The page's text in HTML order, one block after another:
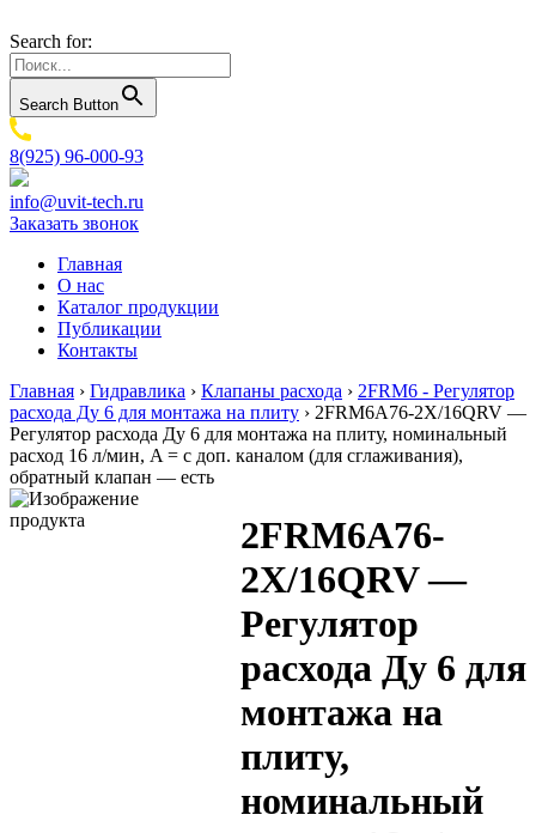
Search for:
Search Button
8(925) 96-000-93
info@uvit-tech.ru
Заказать звонок
Главная
О нас
Каталог продукции
Публикации
Контакты
Главная › Гидравлика › Клапаны расхода › 2FRM6 - Регулятор
расхода Ду 6 для монтажа на плиту › 2FRM6A76-2X/16QRV —
Регулятор расхода Ду 6 для монтажа на плиту, номинальный
расход 16 л/мин, A = с доп. каналом (для сглаживания),
обратный клапан — есть
2FRM6A76-
2X/16QRV —
Регулятор
расхода Ду 6 для
монтажа на
плиту,
номинальный